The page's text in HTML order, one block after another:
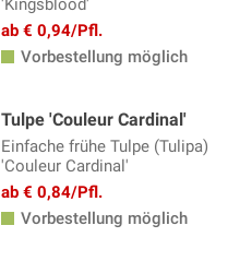
'Kingsblood'
ab € 0,94/Pfl.
Vorbestellung möglich
Tulpe 'Couleur Cardinal'
Einfache frühe Tulpe (Tulipa)
'Couleur Cardinal'
ab € 0,84/Pfl.
Vorbestellung möglich